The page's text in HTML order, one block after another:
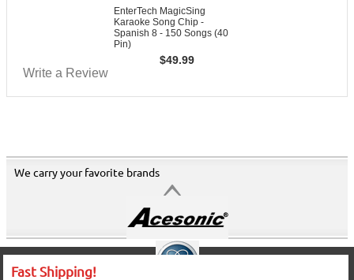
EnterTech MagicSing
Karaoke Song Chip -
Spanish 8 - 150 Songs (40
Pin)
$49.99
Write a Review
We carry your favorite brands
Fast Shipping!